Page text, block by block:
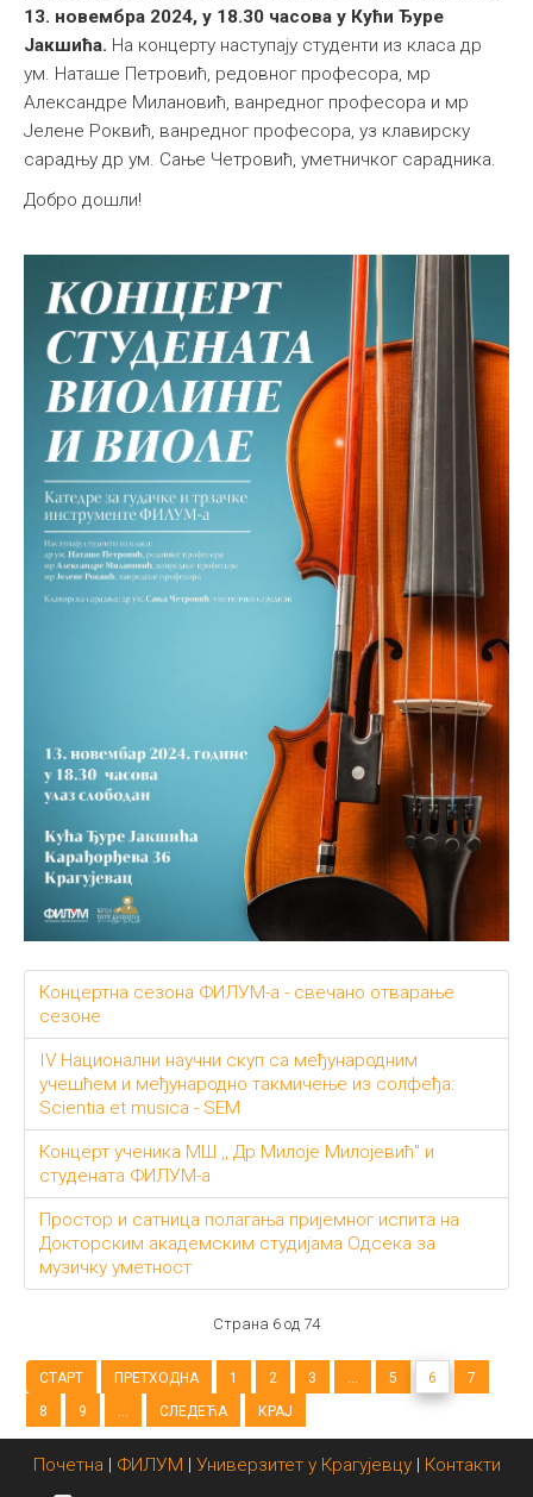
13. новембра 2024, у 18.30 часова у Кући Ђуре
Јакшића. На концерту наступају студенти из класа др
ум. Наташе Петровић, редовног професора, мр
Александре Милановић, ванредног професора и мр
Јелене Роквић, ванредног професора, уз клавирску
сарадњу др ум. Сањe Четровић, уметничког сарадника.
Добро дошли!
Концертна сезона ФИЛУМ-а - свечано отварање
сезоне
IV Национални научни скуп са међународним
учешћем и међународно такмичење из солфеђа:
Scientia et musica - SEM
Концерт ученика МШ ,, Др Милоје Милојевић" и
студената ФИЛУМ-а
Простор и сатница полагања пријемног испита на
Докторским академским студијама Одсека за
музичку уметност
Страна 6 од 74
СТАРТ ПРЕТХОДНА 1 2 3 ... 5 6
7
8
9 ... СЛЕДЕЋА КРАЈ
Почетна | ФИЛУМ | Универзитет у Крагујевцу| Контакти